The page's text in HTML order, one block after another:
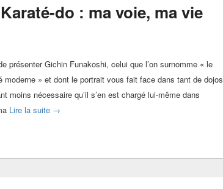
do : ma voie, ma vie
présenter Gichin Funakoshi, celui que l’on surnomme « le
moderne » et dont le portrait vous fait face dans tant de dojos
moins nécessaire qu’il s’en est chargé lui-même dans
Lire la suite [Lecture Budo] Karaté-do : ma voie, ma vie
→